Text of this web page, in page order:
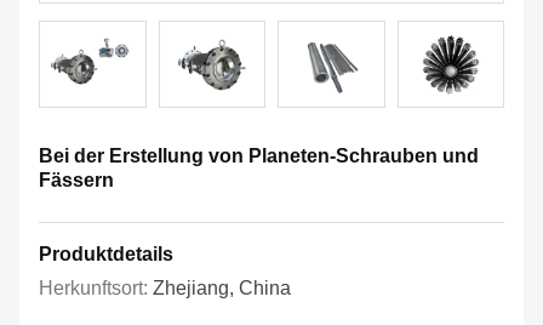
Bei der Erstellung von Planeten-Schrauben und
Fässern
Produktdetails
Herkunftsort: Zhejiang, China